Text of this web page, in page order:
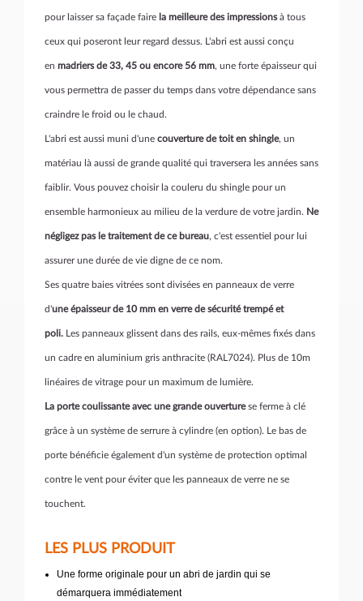
pour laisser sa façade faire la meilleure des impressionsà tous
ceux qui poseront leur regard dessus. L'abri est aussi conçu
en madriers de 33, 45 ou encore 56 mm, une forte épaisseur qui
vous permettra de passer du temps dans votre dépendance sans
craindre le froid ou le chaud.
L'abri est aussi muni d'une couverture de toit en shingle, un
matériau là aussi de grande qualité qui traversera les années sans
faiblir. Vous pouvez choisir la couleru du shingle pour un
ensemble harmonieux au milieu de la verdure de votre jardin. Ne
négligez pas le traitement de ce bureau, c'est essentiel pour lui
assurer une durée de vie digne de ce nom.
Ses quatre baies vitrées sont divisées en panneaux de verre
d'une épaisseur de 10 mm en verre de sécurité trempé et
poli. Les panneaux glissent dans des rails, eux-mêmes fixés dans
un cadre en aluminium gris anthracite (RAL7024). Plus de 10m
linéaires de vitrage pour un maximum de lumière.
La porte coulissante avec une grande ouverturese ferme à clé
grâce à un système de serrure à cylindre (en option). Le bas de
porte bénéficie également d'un système de protection optimal
contre le vent pour éviter que les panneaux de verre ne se
touchent.
LES PLUS PRODUIT
Une forme originale pour un abri de jardin qui se
démarquera immédiatement